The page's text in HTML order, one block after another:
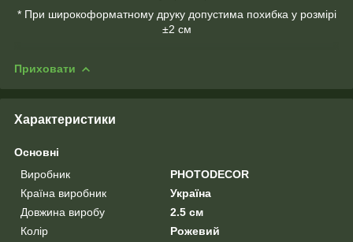
* При широкоформатному друку допустима похибка у розмірі
±2 см
Приховати
Характеристики
Основні
Виробник
PHOTODECOR
Країна виробник
Україна
Довжина виробу
2.5 см
Колір
Рожевий